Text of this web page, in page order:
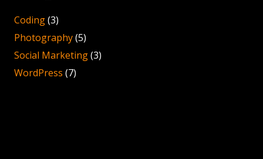
Coding(3)
Photography(5)
Social Marketing(3)
WordPress (7)